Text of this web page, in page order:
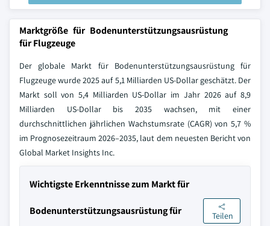
Marktgröße für Bodenunterstützungsausrüstung
für Flugzeuge
Der globale Markt für Bodenunterstützungsausrüstung für
Flugzeuge wurde 2025 auf 5,1 Milliarden US-Dollar geschätzt. Der
Markt soll von 5,4 Milliarden US-Dollar im Jahr 2026 auf 8,9
Milliarden US-Dollar bis 2035 wachsen, mit einer
durchschnittlichen jährlichen Wachstumsrate (CAGR) von 5,7 %
im Prognosezeitraum 2026–2035, laut dem neuesten Bericht von
Global Market Insights Inc.
Wichtigste Erkenntnisse zum Markt für
Bodenunterstützungsausrüstung für Teilen